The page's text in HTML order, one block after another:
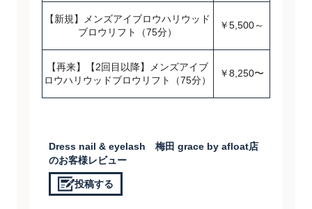
【新規】メンズアイブロウハリウッド
ブロウリフト（75分）
￥5,500～
【再来】【2回目以降】メンズアイブ
ロウハリウッドブロウリフト（75分）
￥8,250〜
Dress nail & eyelash 梅田 grace by afloat店
のお客様レビュー
投稿する